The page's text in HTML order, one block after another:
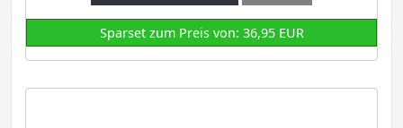
Sparset zum Preis von: 36,95 EUR